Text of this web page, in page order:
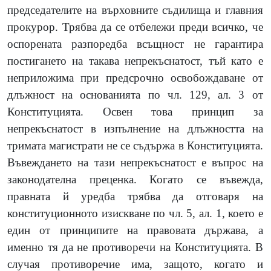
председателите на върховните съдилища и главния
прокурор. Трябва да се отбележи преди всичко, че
оспорената разпоредба всъщност не гарантира
постигането на такава непрекъснатост, тъй като е
неприложима при предсрочно освобождаване от
длъжност на основанията по чл. 129,ал. 3 от
Конституцията. Освен това принцип за
непрекъснатост в изпълнение на длъжността на
тримата магистрати не се съдържа в Конституцията.
Въвеждането на тази непрекъснатост е въпрос на
законодателна преценка. Когато се въвежда,
правната й уредба трябва да отговаря на
конституционното изискване по чл. 5, ал. 1,което е
един от принципите на правовата държава, а
именно тя да не противоречи на Конституцията. В
случая противоречие има, защото, когато и